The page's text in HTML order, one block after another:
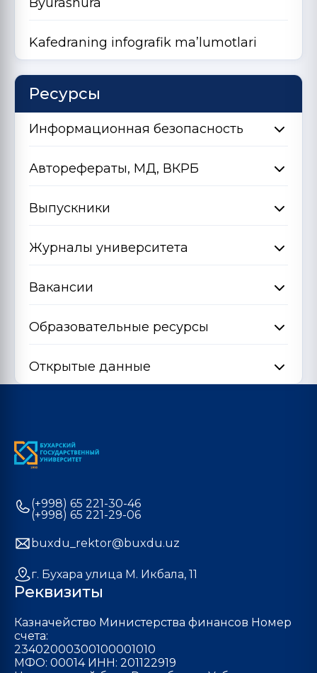
Kafedraning infografik ma’lumotlari
Ресурсы
Информационная безопасность
Авторефераты, МД, ВКРБ
Выпускники
Журналы университета
Вакансии
Образовательные ресурсы
Открытые данные
(+998) 65 221-30-46
(+998) 65 221-29-06
buxdu_rektor@buxdu.uz
г. Бухара улица М. Икбала, 11
Реквизиты
Казначейство Министерства финансов Номер
счета:
23402000300100001010
МФО: 00014 ИНН: 201122919